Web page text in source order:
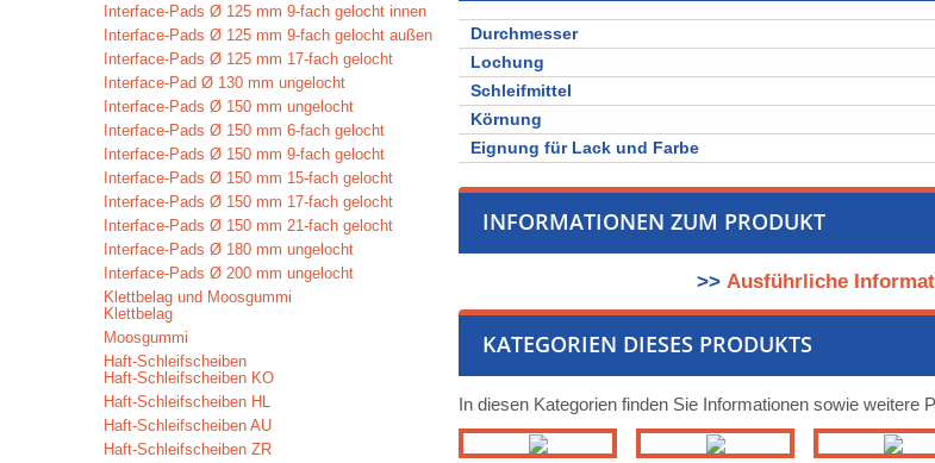
Interface-Pads Ø 125 mm 9-fach gelocht innen
Interface-Pads Ø 125 mm 9-fach gelocht außen
Interface-Pads Ø 125 mm 17-fach gelocht
Interface-Pad Ø 130 mm ungelocht
Interface-Pads Ø 150 mm ungelocht
Interface-Pads Ø 150 mm 6-fach gelocht
Interface-Pads Ø 150 mm 9-fach gelocht
Interface-Pads Ø 150 mm 15-fach gelocht
Interface-Pads Ø 150 mm 17-fach gelocht
Interface-Pads Ø 150 mm 21-fach gelocht
Interface-Pads Ø 180 mm ungelocht
Interface-Pads Ø 200 mm ungelocht
Klettbelag und Moosgummi
Klettbelag
Moosgummi
Haft-Schleifscheiben
Haft-Schleifscheiben KO
Haft-Schleifscheiben HL
Haft-Schleifscheiben AU
Haft-Schleifscheiben ZR
Durchmesser
Lochung
Schleifmittel
Körnung
Eignung für Lack und Farbe
INFORMATIONEN ZUM PRODUKT
>> Ausführliche
KATEGORIEN DIESES PRODUKTS
In diesen Kategorien finden Sie Informationen sowie weitere